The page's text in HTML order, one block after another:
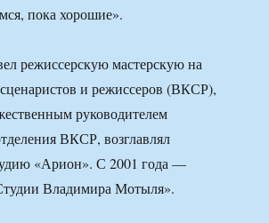
пока хорошие».
режиссерскую мастерскую на
и режиссеров (ВКСР),
руководителем
ВКСР, возглавлял
«Арион». С 2001 года —
Владимира Мотыля».